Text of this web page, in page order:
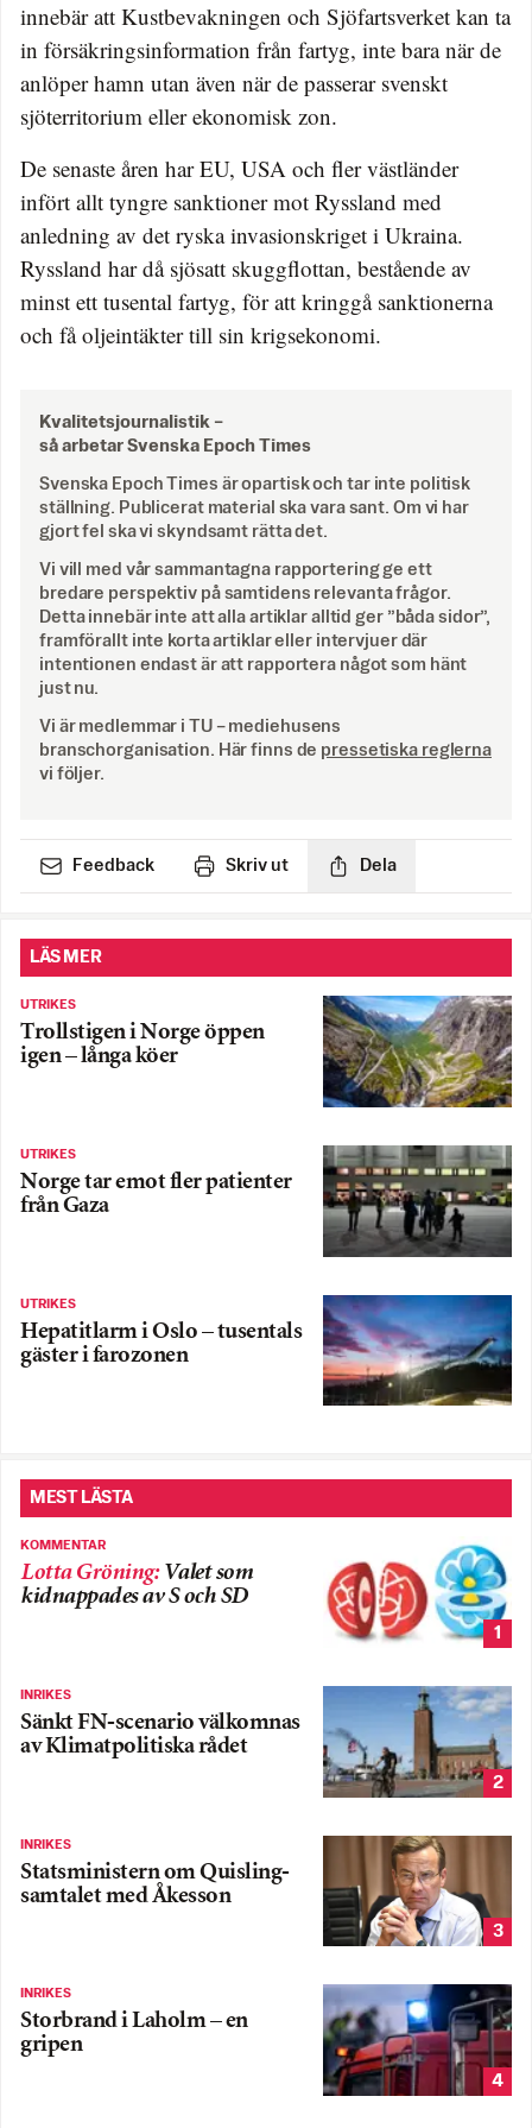
innebär att Kustbevakningen och Sjöfartsverket kan ta
in försäkringsinformation från fartyg, inte bara när de
anlöper hamn utan även när de passerar svenskt
sjöterritorium eller ekonomisk zon.
De senaste åren har EU, USA och fler västländer
infört allt tyngre sanktioner mot Ryssland med
anledning av det ryska invasionskriget i Ukraina.
Ryssland har då sjösatt skuggflottan, bestående av
minst ett tusental fartyg, för att kringgå sanktionerna
och få oljeintäkter till sin krigsekonomi.
Kvalitetsjournalistik –
så arbetar Svenska Epoch Times
Svenska Epoch Times är opartisk och tar inte politisk
ställning. Publicerat material ska vara sant. Om vi har
gjort fel ska vi skyndsamt rätta det.
Vi vill med vår sammantagna rapportering ge ett
bredare perspektiv på samtidens relevanta frågor.
Detta innebär inte att alla artiklar alltid ger ”båda sidor”,
framförallt inte korta artiklar eller intervjuer där
intentionen endast är att rapportera något som hänt
just nu.
Vi är medlemmar i TU – mediehusens
branschorganisation. Här finns de pressetiska reglerna
vi följer.
Feedback Skriv ut Dela
LÄS MER
UTRIKES
Trollstigen i Norge öppen
igen – långa köer
UTRIKES
Norge tar emot fler patienter
från Gaza
UTRIKES
Hepatitlarm i Oslo – tusentals
gäster i farozonen
MEST LÄSTA
KOMMENTAR
Lotta Gröning: Valet som
kidnappades av S och SD
1
INRIKES
Sänkt FN-scenario välkomnas
av Klimatpolitiska rådet
2
INRIKES
Statsministern om Quisling-
samtalet med Åkesson
3
INRIKES
Storbrand i Laholm – en
gripen
4